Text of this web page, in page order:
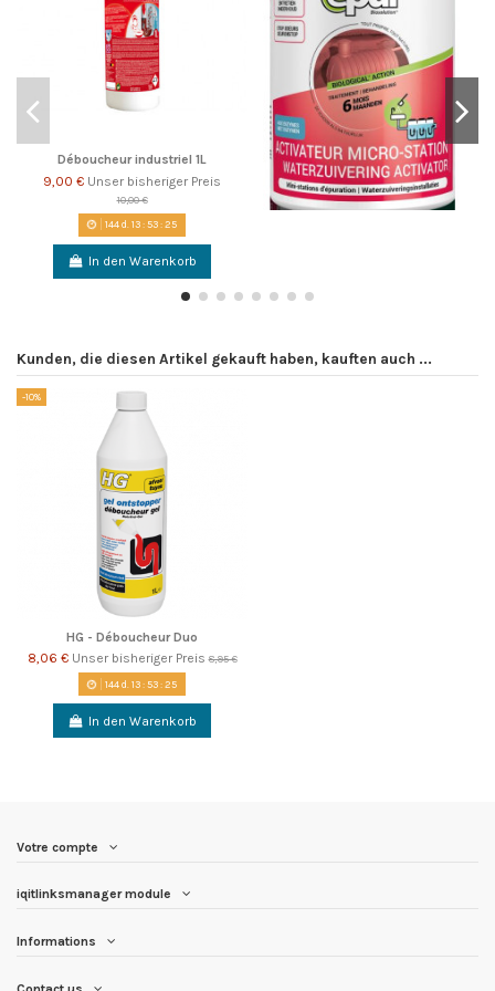
Déboucheur industriel 1L
9,00 € Unser bisheriger Preis
10,00 €
144d. 13:53:25
In den Warenkorb
Kunden, die diesen Artikel gekauft haben, kauften auch ...
-10%
HG - Déboucheur Duo
8,06 € Unser bisheriger Preis8,95 €
144d. 13:53:25
In den Warenkorb
Votre compte
iqitlinksmanager module
Informations